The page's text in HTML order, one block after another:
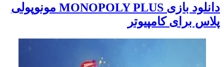
دانلود بازی MONOPOLY PLUS مونوپولی
پلاس برای کامپیوتر